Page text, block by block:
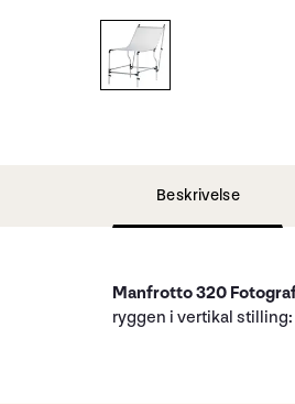
Beskrivelse
Manfrotto 320
ryggen i vertikal